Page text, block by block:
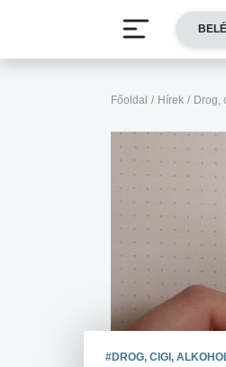
Főoldal / Hírek / Drog,
#DROG, CIGI,